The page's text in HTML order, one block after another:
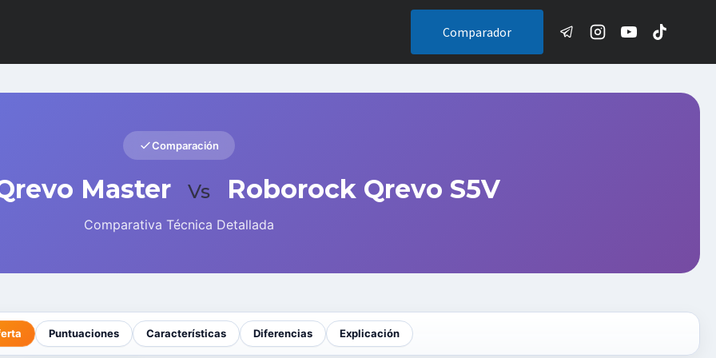
Comparador
Comparación
Master Vs Roborock Qrevo S5V
Comparativa Técnica Detallada
Puntuaciones Características Diferencias Explicación